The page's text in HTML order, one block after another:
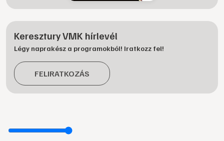
Keresztury VMK hírlevél
Légy naprakész a programokból! Iratkozz fel!
FELIRATKOZÁS